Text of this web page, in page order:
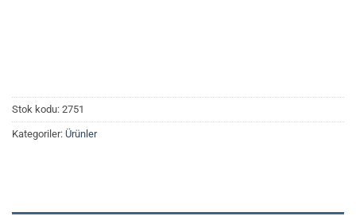
Stok kodu: 2751
Kategoriler: Ürünler